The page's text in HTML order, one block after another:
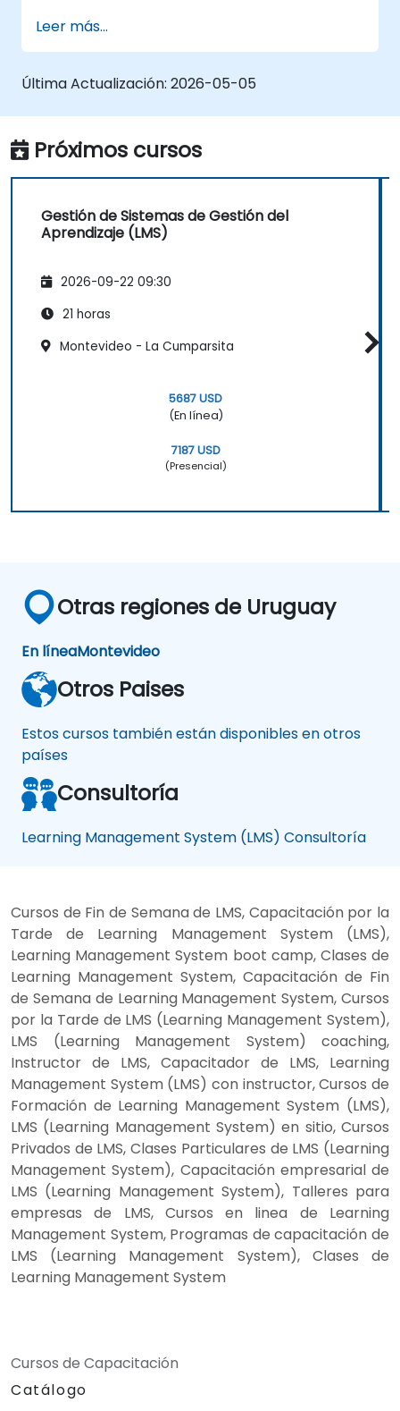
público.
para coordinarlo.
Leer más...
Última Actualización: 2026-05-05
Próximos cursos
Gestión de Sistemas de Gestión del
Aprendizaje (LMS)
2026-09-22 09:30
21 horas
Montevideo - La Cumparsita
5687 USD
(En línea)
7187 USD
(Presencial)
Otras regiones de Uruguay
En líneaMontevideo
Otros Paises
Estos cursos también están disponibles en otros
países
Consultoría
Learning Management System (LMS) Consultoría
Cursos de Fin de Semana de LMS, Capacitación por la
Tarde de Learning Management System (LMS),
Learning Management System boot camp, Clases de
Learning Management System, Capacitación de Fin
de Semana de Learning Management System, Cursos
por la Tarde de LMS (Learning Management System),
LMS (Learning Management System) coaching,
Instructor de LMS, Capacitador de LMS, Learning
Management System (LMS) con instructor, Cursos de
Formación de Learning Management System (LMS),
LMS (Learning Management System) en sitio, Cursos
Privados de LMS, Clases Particulares de LMS (Learning
Management System), Capacitación empresarial de
LMS (Learning Management System), Talleres para
empresas de LMS, Cursos en linea de Learning
Management System, Programas de capacitación de
LMS (Learning Management System), Clases de
Learning Management System
Cursos de Capacitación
Catálogo